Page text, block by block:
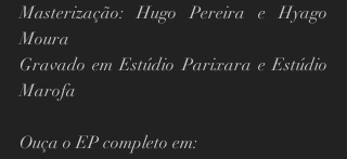
Masterização: Hugo Pereira e Hyago
Moura
Gravado em Estúdio Parixara e Estúdio
Marofa
Ouça o EP completo em: